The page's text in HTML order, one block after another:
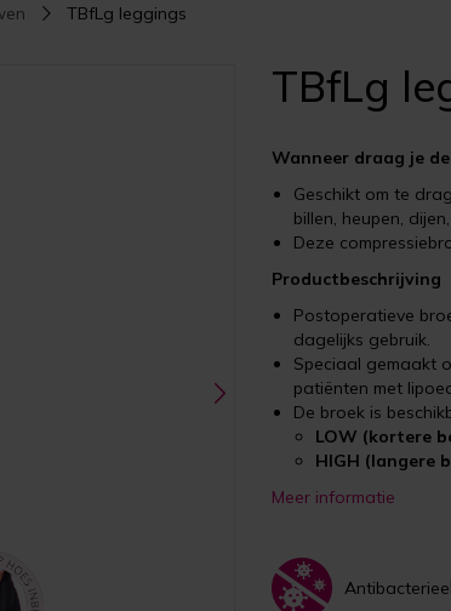
TBfLg leggings
TBfLg
Wanneer draag je
Geschikt om te
billen, heupen,
Deze
Productbeschrijving
Postoperatieve
dagelijks gebruik.
Speciaal gemaakt
patiënten met
De broek is
LOW (kortere
HIGH (langere
Meer informatie